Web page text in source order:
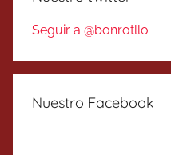
Seguir a @bonrotllo
Nuestro Facebook